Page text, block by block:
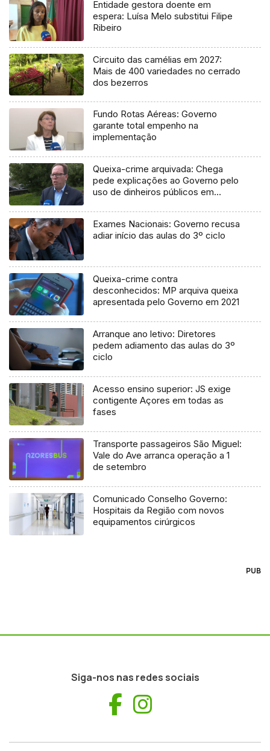
Entidade gestora doente em
espera: Luísa Melo substitui Filipe
Ribeiro
Circuito das camélias em 2027:
Mais de 400 variedades no cerrado
dos bezerros
Fundo Rotas Aéreas: Governo
garante total empenho na
implementação
Queixa-crime arquivada: Chega
pede explicações ao Governo pelo
uso de dinheiros públicos em
Exames Nacionais: Governo recusa
adiar início das aulas do 3º ciclo
Queixa-crime contra
desconhecidos: MP arquiva queixa
apresentada pelo Governo em 2021
Arranque ano letivo: Diretores
pedem adiamento das aulas do 3º
ciclo
Acesso ensino superior: JS exige
contigente Açores em todas as
fases
Transporte passageiros São Miguel:
Vale do Ave arranca operação a 1
de setembro
Comunicado Conselho Governo:
Hospitais da Região com novos
equipamentos cirúrgicos
PUB
Siga-nos nas redes sociais
Facebook